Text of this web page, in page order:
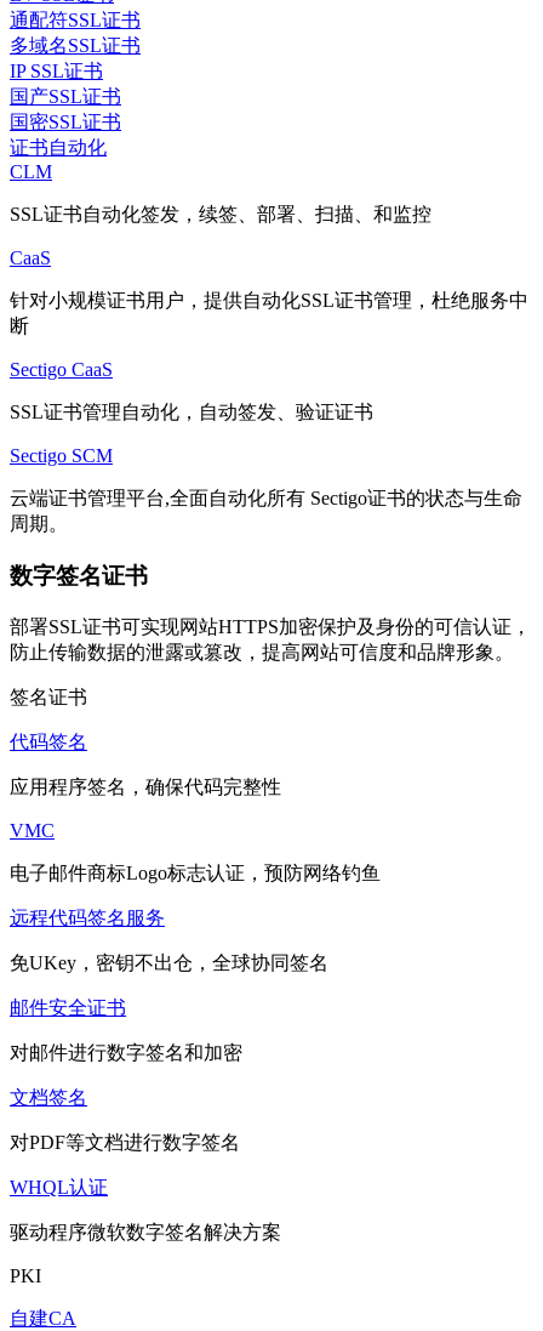
通配符SSL证书
多域名SSL证书
IP SSL证书
国产SSL证书
国密SSL证书
证书自动化
CLM
SSL证书自动化签发，续签、部署、扫描、和监控
CaaS
针对小规模证书用户，提供自动化SSL证书管理，杜绝服务中
断
Sectigo CaaS
SSL证书管理自动化，自动签发、验证证书
Sectigo SCM
云端证书管理平台,全面自动化所有 Sectigo证书的状态与生命
周期。
数字签名证书
部署SSL证书可实现网站HTTPS加密保护及身份的可信认证，
防止传输数据的泄露或篡改，提高网站可信度和品牌形象。
签名证书
代码签名
应用程序签名，确保代码完整性
VMC
电子邮件商标Logo标志认证，预防网络钓鱼
远程代码签名服务
免UKey，密钥不出仓，全球协同签名
邮件安全证书
对邮件进行数字签名和加密
文档签名
对PDF等文档进行数字签名
WHQL认证
驱动程序微软数字签名解决方案
PKI
自建CA